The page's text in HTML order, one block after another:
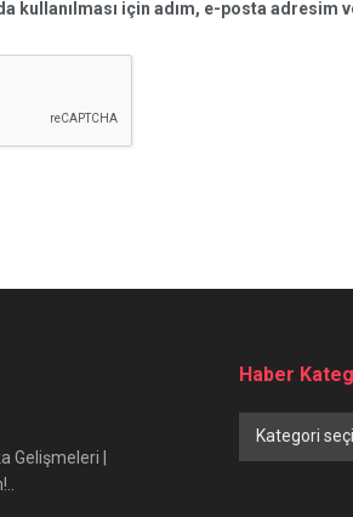
kullanılması için adım, e-posta adresim
Gelişmeleri |
Haber
Haber
Kategorileri
Kategori